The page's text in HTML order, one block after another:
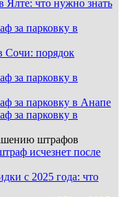
Ялте: что нужно знать
за парковку в
Сочи: порядок
за парковку в
за парковку в Анапе
за парковку в
штрафов
исчезнет после
с 2025 года: что